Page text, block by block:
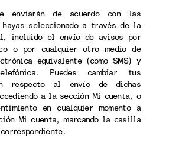
enviarán de acuerdo con las
hayas seleccionado a través de la
incluido el envío de avisos por
o por cualquier otro medio de
equivalente (como SMS) y
Puedes cambiar tus
respecto al envío de dichas
a la sección Mi cuenta, o
en cualquier momento a
Mi cuenta, marcando la casilla